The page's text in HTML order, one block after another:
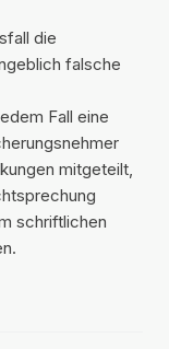
die
falsche
Fall eine
mitgeteilt,
schriftlichen